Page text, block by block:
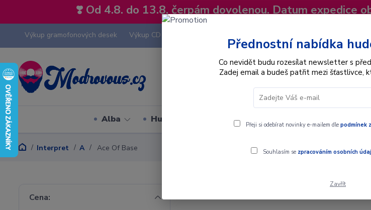
❣️ Od 4.8. do 13.8. čerpám dovolenou. Datum expedice
Výkup gramofonových desek Výkup CD
Alba Hudební styly Interpret
Interpret A Ace Of Base
Cena:
Přednostní nabídka
Co nevidět budu rozesílat newsletter s
Zadej email a budeš patřit mezi šťastlivce,
Přeji si odebírat novinky e-mailem dle podmínek
Souhlasím se zpracováním osobních
Zavřít